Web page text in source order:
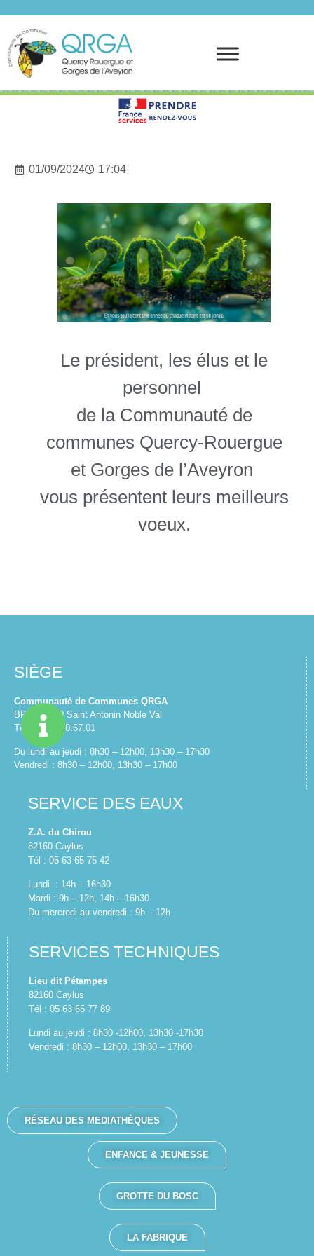
01/09/2024 17:04
Le président, les élus et le
personnel
de la Communauté de
communes Quercy-Rouergue
et Gorges de l’Aveyron
vous présentent leurs meilleurs
voeux.
SIÈGE
Communauté de Communes QRGA
BP30 82140 Saint Antonin Noble Val
Tél : 05.63.30.67.01
Du lundi au jeudi : 8h30 – 12h00, 13h30 – 17h30
Vendredi : 8h30 – 12h00, 13h30 – 17h00
SERVICE DES EAUX
Z.A. du Chirou
82160 Caylus
Tél : 05 63 65 75 42
Lundi : 14h – 16h30
Mardi : 9h – 12h, 14h – 16h30
Du mercredi au vendredi : 9h – 12h
SERVICES TECHNIQUES
Lieu dit Pétampes
82160 Caylus
Tél : 05 63 65 77 89
Lundi au jeudi : 8h30 -12h00, 13h30 -17h30
Vendredi : 8h30 – 12h00, 13h30 – 17h00
RÉSEAU DES MEDIATHÈQUES
ENFANCE & JEUNESSE
GROTTE DU BOSC
LA FABRIQUE